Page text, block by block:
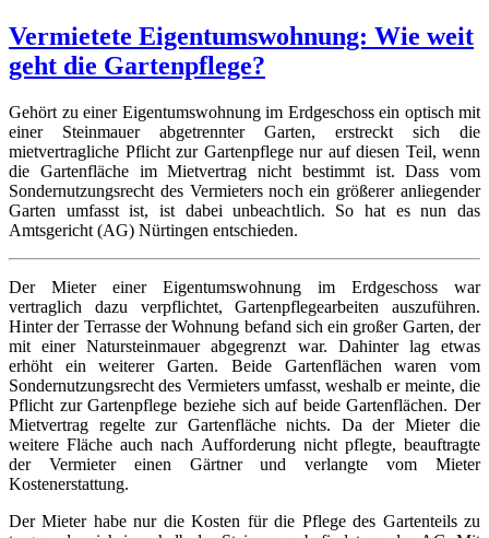
Vermietete Eigentumswohnung: Wie weit
geht die Gartenpflege?
Gehört zu einer Eigentumswohnung im Erdgeschoss ein optisch mit
einer Steinmauer abgetrennter Garten, erstreckt sich die
mietvertragliche Pflicht zur Gartenpflege nur auf diesen Teil, wenn
die Gartenfläche im Mietvertrag nicht bestimmt ist. Dass vom
Sondernutzungsrecht des Vermieters noch ein größerer anliegender
Garten umfasst ist, ist dabei unbeachtlich. So hat es nun das
Amtsgericht (AG) Nürtingen entschieden.
Der Mieter einer Eigentumswohnung im Erdgeschoss war
vertraglich dazu verpflichtet, Gartenpflegearbeiten auszuführen.
Hinter der Terrasse der Wohnung befand sich ein großer Garten, der
mit einer Natursteinmauer abgegrenzt war. Dahinter lag etwas
erhöht ein weiterer Garten. Beide Gartenflächen waren vom
Sondernutzungsrecht des Vermieters umfasst, weshalb er meinte, die
Pflicht zur Gartenpflege beziehe sich auf beide Gartenflächen. Der
Mietvertrag regelte zur Gartenfläche nichts. Da der Mieter die
weitere Fläche auch nach Aufforderung nicht pflegte, beauftragte
der Vermieter einen Gärtner und verlangte vom Mieter
Kostenerstattung.
Der Mieter habe nur die Kosten für die Pflege des Gartenteils zu